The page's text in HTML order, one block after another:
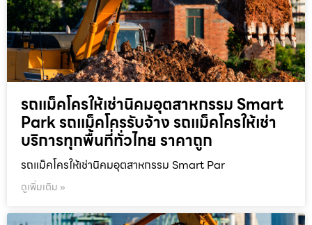
รถแม็คโครให้เช่านิคมอุตสาหกรรม Smart
Park รถแม็คโครรับจ้าง รถแม็คโครให้เช่า
บริการทุกพื้นที่ทั่วไทย ราคาถูก
รถแม็คโครให้เช่านิคมอุตสาหกรรม Smart Par
ดูเพิ่มเติม »